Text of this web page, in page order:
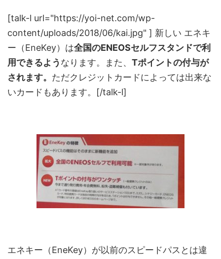
[talk-l url="https://yoi-net.com/wp-
content/uploads/2018/06/kai.jpg" ] 新しい エネキ
ー（EneKey）は全国のENEOSセルフスタンドで利
用できるよう なります。また、 Tポイントの付与が
されます。 ただクレジットカードによっては出来な
いカードもあります。[/talk-l]
エネキー（EneKey）が以前のスピードパスとは違